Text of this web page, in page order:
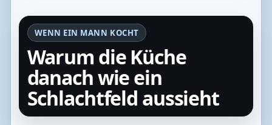
WENN EIN MANN KOCHT
Warum die Küche
danach wie ein
Schlachtfeld aussieht